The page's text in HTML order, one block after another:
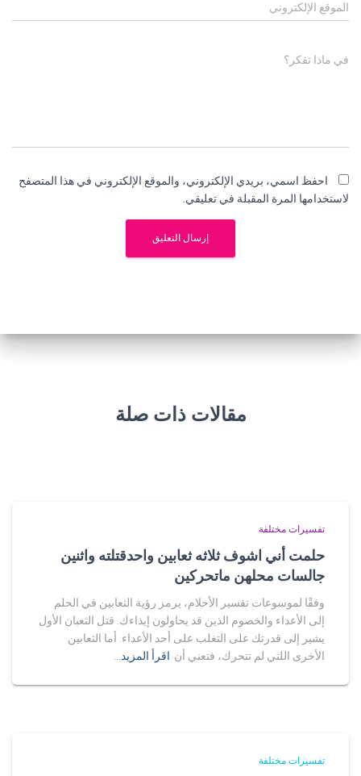
الموقع الإلكتروني
في ماذا تفكر؟
احفظ اسمي، بريدي الإلكتروني، والموقع الإلكتروني في هذا المتصفح
لاستخدامها المرة المقبلة في تعليقي.
مقالات ذات صلة
تفسيرات مختلفة
حلمت أني اشوف ثلاثه ثعابين واحدقتلته واثنين
جالسات محلهن ماتحركين
وفقًا لموسوعات تفسير الأحلام، يرمز رؤية الثعابين في الحلم
إلى الأعداء والخصوم الذين قد يحاولون إيذاءك. قتل الثعبان الأول
يشير إلى قدرتك على التغلب على أحد الأعداء. أما الثعابين
الأخرى اللتي لم تتحرك، فتعني أن اقرأ المزيد…
تفسيرات مختلفة